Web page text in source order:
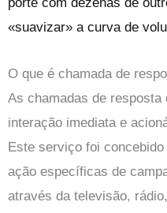
porte com dezenas de
«suavizar» a curva de
O que é chamada de
As chamadas de resposta
interação imediata e
Este serviço foi
ação específicas de
através da televisão,